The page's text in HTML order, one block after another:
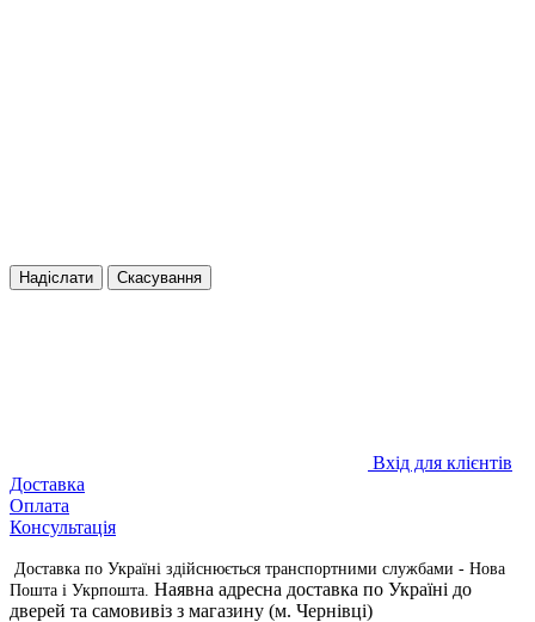
Надіслати Скасування
Вхід для клієнтів
Доставка
Оплата
Консультація
Доставка по Україні здійснюється транспортними службами - Нова
Пошта і Укрпошта. Наявна адресна доставка по Україні до
дверей та самовивіз з магазину (м. Чернівці)